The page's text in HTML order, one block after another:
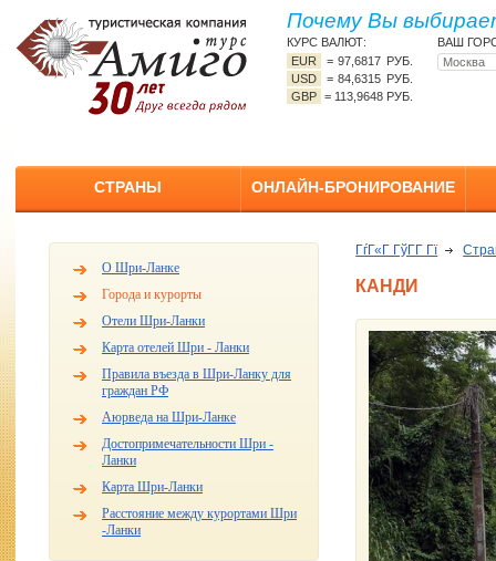
Почему Вы
КУРС ВАЛЮТ:
EUR
=97,6817 РУБ.
USD
=84,6315 РУБ.
GBP = 113,9648 РУБ.
ВАШ
СТРАНЫ ОНЛАЙН-БРОНИРОВАНИЕ
О Шри-Ланке
Города и курорты
Отели Шри-Ланки
Карта отелей Шри - Ланки
Правила въезда в Шри-Ланку для
граждан РФ
Аюрведа на Шри-Ланке
Достопримечательности Шри -
Ланки
Карта Шри-Ланки
Расстояние между курортами Шри
-Ланки
ГѓГ«Г ГўГ­Г Гї
КАНДИ